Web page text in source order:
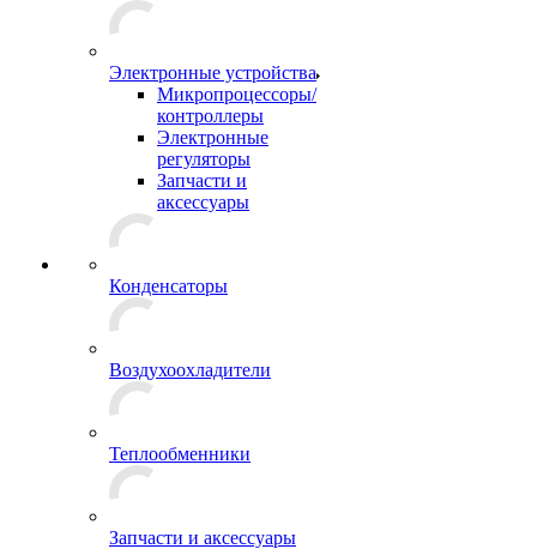
Электронные устройства
Микропроцессоры/
контроллеры
Электронные
регуляторы
Запчасти и
аксессуары
Конденсаторы
Воздухоохладители
Теплообменники
Запчасти и аксессуары